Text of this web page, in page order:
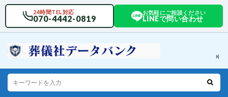
24時間TEL対応
070-4442-0819
お気軽にご相談ください
LINEで問い合わせ